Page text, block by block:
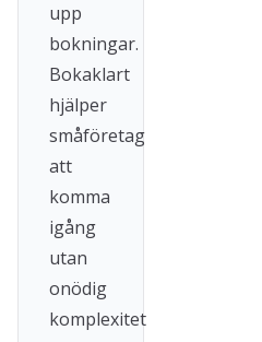
upp
bokningar.
Bokaklart
hjälper
småföretag
att
komma
igång
utan
onödig
komplexitet